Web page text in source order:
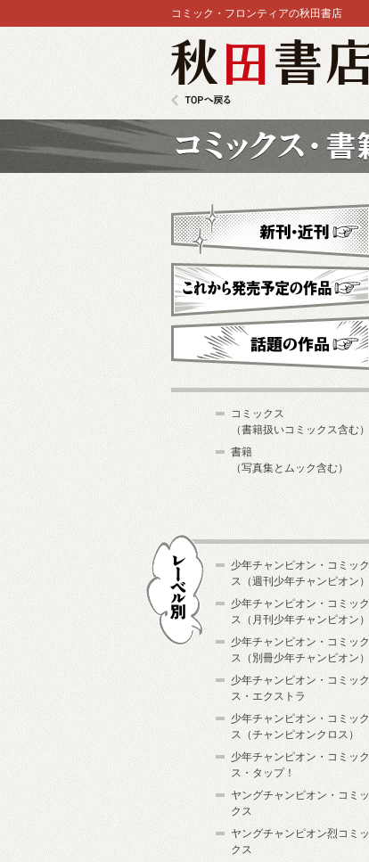
コミック・フロンティアの秋田書店
新刊・近刊
これから発売予定
コミックス
（書籍扱いコミックス含む）
書籍
（写真集とムック含む）
少年チャンピオン・コミック
ス（週刊少年チャンピオン）
少年チャンピオン・コミック
ス（月刊少年チャンピオン）
少年チャンピオン・コミック
ス（別冊少年チャンピオン）
少年チャンピオン・コミック
ス・エクストラ
少年チャンピオン・コミック
ス（チャンピオンクロス）
少年チャンピオン・コミック
ス・タップ！
ヤングチャンピオン・コミッ
クス
ヤングチャンピオン烈コミッ
クス